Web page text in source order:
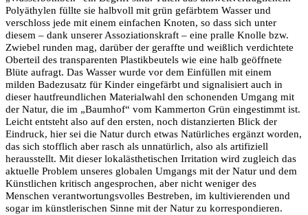
Polyäthylen füllte sie halbvoll mit grün gefärbtem Wasser und
verschloss jede mit einem einfachen Knoten, so dass sich unter
diesem – dank unserer Assoziationskraft – eine pralle Knolle bzw.
Zwiebel runden mag, darüber der geraffte und weißlich verdichtete
Oberteil des transparenten Plastikbeutels wie eine halb geöffnete
Blüte aufragt. Das Wasser wurde vor dem Einfüllen mit einem
milden Badezusatz für Kinder eingefärbt und signalisiert auch in
dieser hautfreundlichen Materialwahl den schonenden Umgang mit
der Natur, die im „Baumhof“ vom Kammerton Grün eingestimmt ist.
Leicht entsteht also auf den ersten, noch distanzierten Blick der
Eindruck, hier sei die Natur durch etwas Natürliches ergänzt worden,
das sich stofflich aber rasch als unnatürlich, also als artifiziell
herausstellt. Mit dieser lokalästhetischen Irritation wird zugleich das
aktuelle Problem unseres globalen Umgangs mit der Natur und dem
Künstlichen kritisch angesprochen, aber nicht weniger des
Menschen verantwortungsvolles Bestreben, im kultivierenden und
sogar im künstle­rischen Sinne mit der Natur zu korrespondieren.